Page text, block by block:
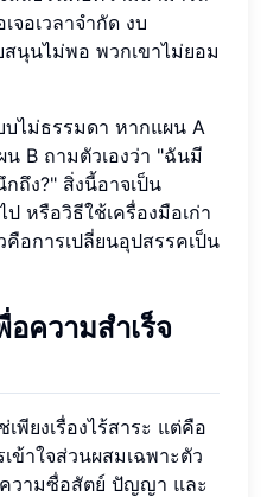
จอเวลาจำกัด งบ
นุนไม่พอ พวกเขาไม่ยอม
ไม่ธรรมดา หากแผน A
น B ถามตัวเองว่า "ฉันมี
ถึง?" สิ่งนี้อาจเป็น
หรือวิธีใช้เครื่องมือเก่า
อการเปลี่ยนอุปสรรคเป็น
ความสำเร็จ
ยงเรื่องไร้สาระ แต่คือ
ข้าใจส่วนผสมเฉพาะตัว
วามซื่อสัตย์ ปัญญา และ